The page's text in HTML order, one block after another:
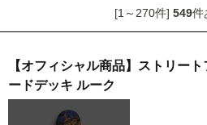
[1～270件] 549件
【オフィシャル商品】ストリー
ードデッキ ルーク